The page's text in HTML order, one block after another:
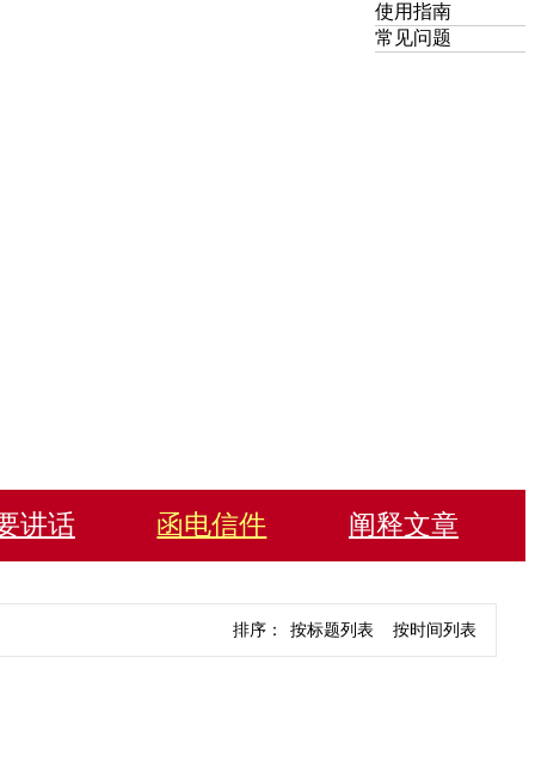
使用指南
常见问题
讲话 函电信件 阐释文章
排序： 按标题列表 按时间列表